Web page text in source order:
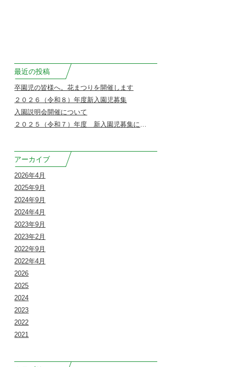
最近の投稿
卒園児の皆様へ。花まつりを開催します
２０２６（令和８）年度新入園児募集
入園説明会開催について
アーカイブ
2026年4月
2025年9月
2024年9月
2024年4月
2023年9月
2023年2月
2022年9月
2022年4月
2026
2025
2024
2023
2022
2021